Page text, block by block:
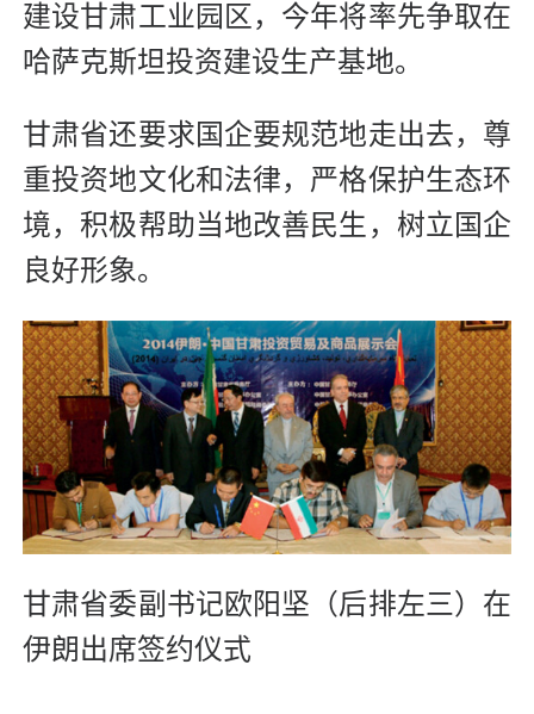
建设甘肃工业园区，今年将率先争取在
哈萨克斯坦投资建设生产基地。
甘肃省还要求国企要规范地走出去，尊
重投资地文化和法律，严格保护生态环
境，积极帮助当地改善民生，树立国企
良好形象。
甘肃省委副书记欧阳坚（后排左三）在
伊朗出席签约仪式